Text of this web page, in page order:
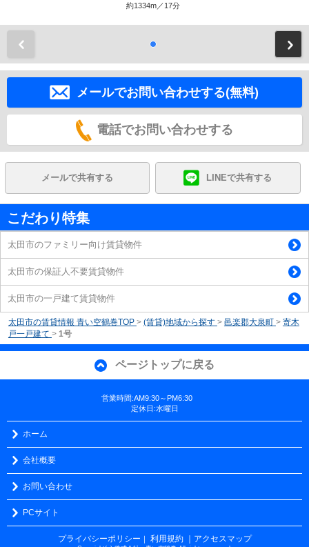
約1334m／17分
メールでお問い合わせする(無料)
電話でお問い合わせする
メールで共有する LINEで共有する
こだわり特集
太田市のファミリー向け賃貸物件
太田市の保証人不要賃貸物件
太田市の一戸建て賃貸物件
太田市の賃貸情報 青い空鶴巻TOP > (賃貸)地域から探す > 邑楽郡大泉町 > 寄木
戸一戸建て > 1号
ページトップに戻る
営業時間:AM9:30～PM6:30
定休日:水曜日
ホーム
会社概要
お問い合わせ
PCサイト
プライバシーポリシー ｜ 利用規約 ｜アクセスマップ